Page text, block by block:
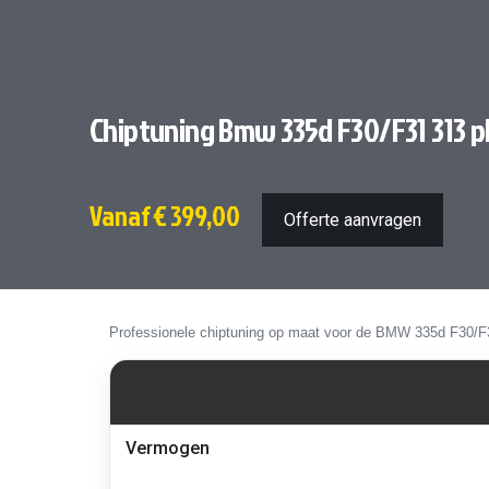
Chiptuning Bmw 335d F30/F31 313
Vanaf€ 399,00 Offerte aanvragen
Professionele chiptuning op maat voor de BMW 335d
Vermogen,
en
Vermogen